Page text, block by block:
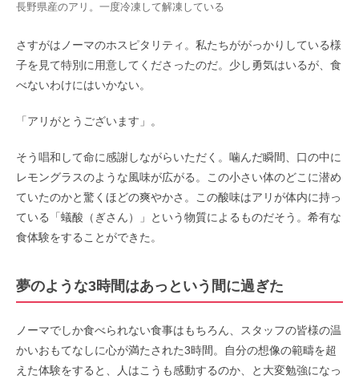
長野県産のアリ。一度冷凍して解凍している
さすがはノーマのホスピタリティ。私たちががっかりしている様
子を見て特別に用意してくださったのだ。少し勇気はいるが、食
べないわけにはいかない。
「アリがとうございます」。
そう唱和して命に感謝しながらいただく。噛んだ瞬間、口の中に
レモングラスのような風味が広がる。この小さい体のどこに潜め
ていたのかと驚くほどの爽やかさ。この酸味はアリが体内に持っ
ている「蟻酸（ぎさん）」という物質によるものだそう。希有な
食体験をすることができた。
夢のような3時間はあっという間に過ぎた
ノーマでしか食べられない食事はもちろん、スタッフの皆様の温
かいおもてなしに心が満たされた3時間。自分の想像の範疇を超
えた体験をすると、人はこうも感動するのか、と大変勉強になっ